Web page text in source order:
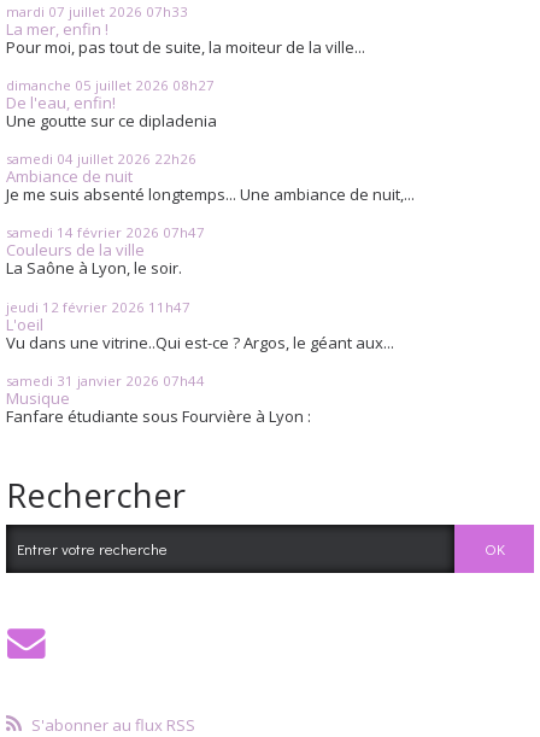
mardi 07 juillet 2026 07h33
La mer, enfin !
Pour moi, pas tout de suite, la moiteur de la ville...
dimanche 05 juillet 2026 08h27
De l'eau, enfin!
Une goutte sur ce dipladenia
samedi 04 juillet 2026 22h26
Ambiance de nuit
Je me suis absenté longtemps... Une ambiance de nuit,...
samedi 14 février 2026 07h47
Couleurs de la ville
La Saône à Lyon, le soir.
jeudi 12 février 2026 11h47
L'oeil
Vu dans une vitrine..Qui est-ce ? Argos, le géant aux...
samedi 31 janvier 2026 07h44
Musique
Fanfare étudiante sous Fourvière à Lyon :
Rechercher
S'abonner au flux RSS